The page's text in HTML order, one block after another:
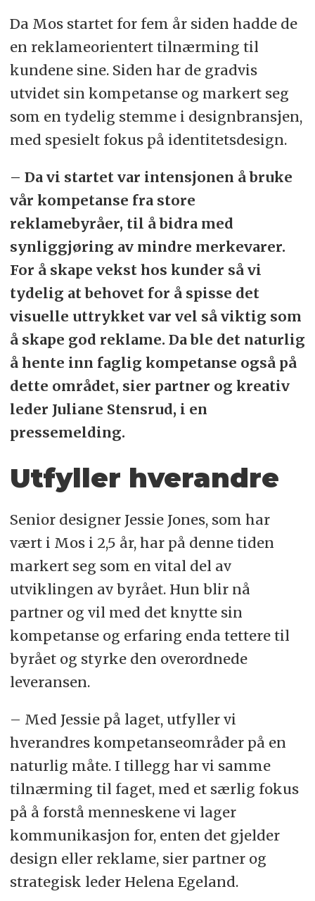
Da Mos startet for fem år siden hadde de
en reklameorientert tilnærming til
kundene sine. Siden har de gradvis
utvidet sin kompetanse og markert seg
som en tydelig stemme i designbransjen,
med spesielt fokus på identitetsdesign.
– Da vi startet var intensjonen å bruke
vår kompetanse fra store
reklamebyråer, til å bidra med
synliggjøring av mindre merkevarer.
For å skape vekst hos kunder så vi
tydelig at behovet for å spisse det
visuelle uttrykket var vel så viktig som
å skape god reklame. Da ble det naturlig
å hente inn faglig kompetanse også på
dette området, sier partner og kreativ
leder Juliane Stensrud, i en
pressemelding.
Utfyller hverandre
Senior designer Jessie Jones, som har
vært i Mos i 2,5 år, har på denne tiden
markert seg som en vital del av
utviklingen av byrået. Hun blir nå
partner og vil med det knytte sin
kompetanse og erfaring enda tettere til
byrået og styrke den overordnede
leveransen.
– Med Jessie på laget, utfyller vi
hverandres kompetanseområder på en
naturlig måte. I tillegg har vi samme
tilnærming til faget, med et særlig fokus
på å forstå menneskene vi lager
kommunikasjon for, enten det gjelder
design eller reklame, sier partner og
strategisk leder Helena Egeland.